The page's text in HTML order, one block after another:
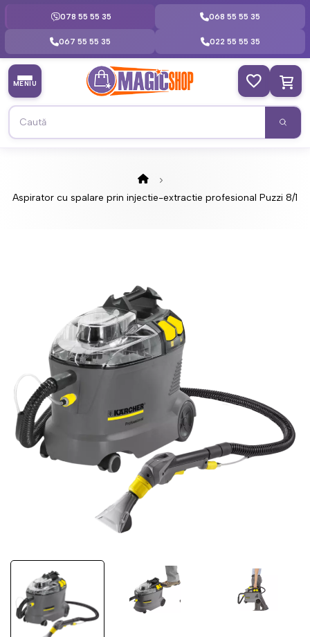
078 55 55 35 068 55 55 35
067 55 55 35 022 55 55 35
MENIU
Aspirator cu spalare prin injectie-extractie profesional Puzzi 8/1